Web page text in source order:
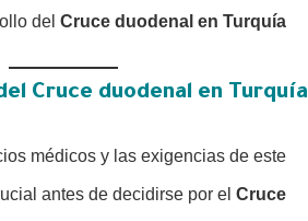
del Cruce duodenal en Turquía
Cruce duodenal en Turquía
médicos y las exigencias de este
antes de decidirse por el Cruce